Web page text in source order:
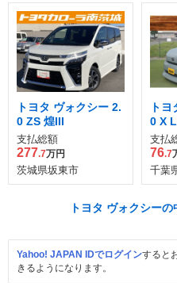
トヨタ ヴォクシー 2.
0 ZS 煌III
支払総額
277.7万円
茨城県坂東市
ト
0 X
支払
76.7
千葉
トヨタ ヴォクシー
Yahoo! JAPAN IDでログインすると
きるようになります。